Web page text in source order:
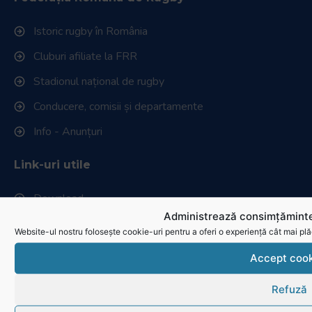
Administrează
Website-ul nostru folosește cookie-uri pentru a oferi o experiență cât mai
Accept
Refuză
Istoric rugby în România
Cluburi afiliate la FRR
Stadionul național de rugby
Conducere, comisii și departamente
Info - Anunțuri
Link-uri utile
Download